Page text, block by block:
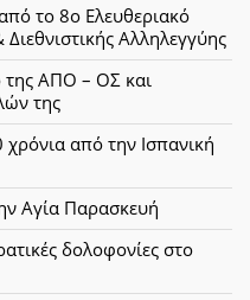
το 8ο Ελευθεριακό
Αλληλεγγύης
της ΑΠΟ – ΟΣ και
της
από την Ισπανική
Αγία Παρασκευή
δολοφονίες στο